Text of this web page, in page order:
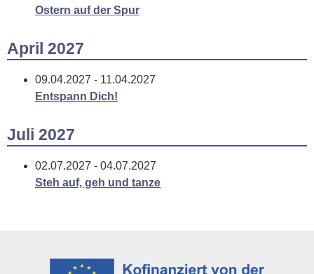
Ostern auf der Spur
April 2027
09.04.2027 - 11.04.2027
Entspann Dich!
Juli 2027
02.07.2027 - 04.07.2027
Steh auf, geh und tanze